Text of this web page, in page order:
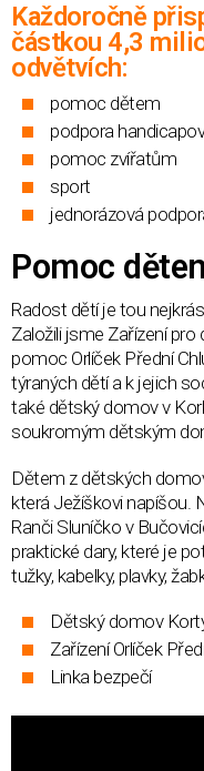
Každoročně
částkou 4,3
odvětvích:
pomoc dětem
podpora
pomoc zvířatům
sport
jednorázová
Pomoc
Radost dětí je tou
Založili jsme Zařízení
pomoc Orlíček Přední
týraných dětí a k jejich
také dětský domov v
soukromým dětským
Dětem z dětských
která Ježíškovi napíšou.
Ranči Sluníčko v
praktické dary, které je
tužky, kabelky, plavky,
Dětský domov
Zařízení Orlíček
Linka bezpečí